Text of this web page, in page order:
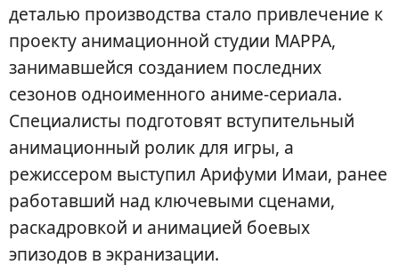
деталью производства стало привлечение к
проекту анимационной студии MAPPA,
занимавшейся созданием последних
сезонов одноименного аниме-сериала.
Специалисты подготовят вступительный
анимационный ролик для игры, а
режиссером выступил Арифуми Имаи, ранее
работавший над ключевыми сценами,
раскадровкой и анимацией боевых
эпизодов в экранизации.